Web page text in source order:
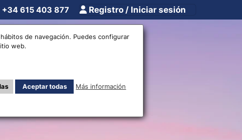
+34 615 403 877 Registro / Iniciar sesión
nosotros Otros
divisas
de navegación. Puedes configurar
web.
Aceptar todas Más información